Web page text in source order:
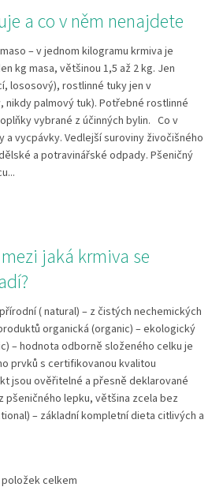
a co v něm nenajdete
– v jednom kilogramu krmiva je
kg masa, většinou 1,5 až 2 kg. Jen
lososový), rostlinné tuky jen v
palmový tuk). Potřebné rostlinné
vybrané z účinných bylin. Co v
a vycpávky. Vedlejší suroviny živočišného
a potravinářské odpady. Pšeničný
jaká krmiva se
( natural) – z čistých nechemických
organická (organic) – ekologický
– hodnota odborně složeného celku je
prvků s certifikovanou kvalitou
jsou ověřitelné a přesně deklarované
pšeničného lepku, většina zcela bez
– základní kompletní dieta citlivých a
O
položek celkem